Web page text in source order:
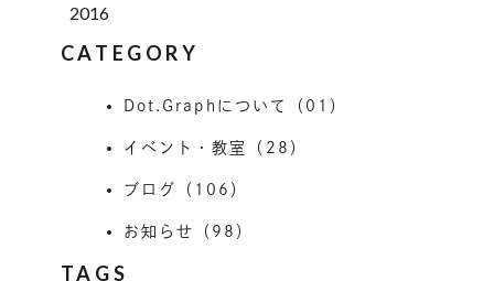
2016
CATEGORY
Dot.Graphについて（01）
イベント・教室（28）
ブログ（106）
お知らせ（98）
TAGS